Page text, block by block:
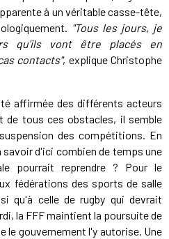
à un véritable casse-tête,
"Tous les jours, je
qu'ils vont être placés en
contacts", explique Christophe
affirmée des différents acteurs
de tous ces obstacles, il semble
des compétitions. En
d'ici combien de temps une
pourrait reprendre ? Pour le
fédérations des sports de salle
qu'à celle de rugby qui devrait
la FFF maintient la poursuite de
le gouvernement l'y autorise. Une